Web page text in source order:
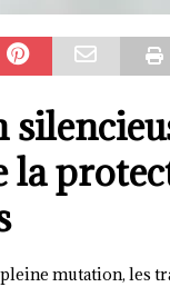
la
mutation, les